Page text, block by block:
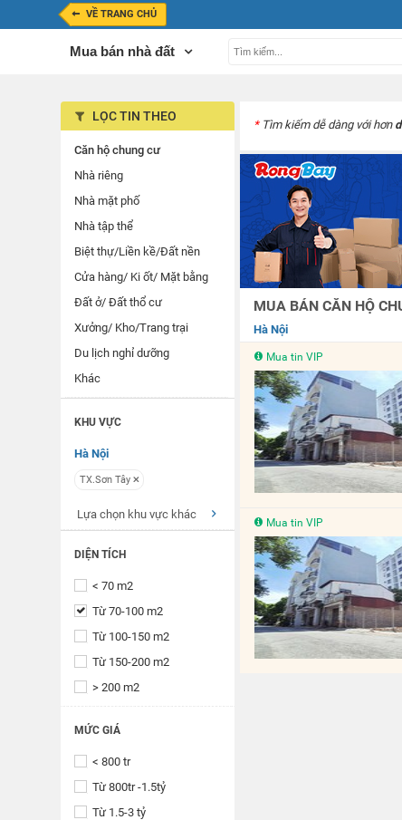
VỀ TRANG CHỦ
Mua bán nhà đất
LỌC TIN THEO
Căn hộ chung cư
Nhà riêng
Nhà mặt phố
Nhà tập thể
Biệt thự/Liền kề/Đất nền
Cửa hàng/ Ki ốt/ Mặt bằng
Đất ở/ Đất thổ cư
Xưởng/ Kho/Trang trại
Du lịch nghỉ dưỡng
Khác
KHU VỰC
Hà Nội
TX.Sơn Tây
Lựa chọn khu vực khác
DIỆN TÍCH
< 70 m2
Từ 70-100 m2
Từ 100-150 m2
Từ 150-200 m2
> 200 m2
MỨC GIÁ
< 800 tr
Từ 800tr -1.5tỷ
Từ 1.5-3 tỷ
* Tìm kiếm dễ dàng với hơn
MUA BÁN CĂN HỘ
Hà Nội
Mua tin VIP
Mua tin VIP